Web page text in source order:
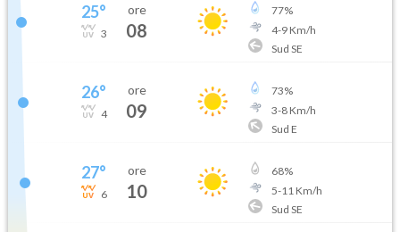
25°
3
ore
08
77%
4-9Km/h
Sud SE
26°
4
ore
09
73%
3-8Km/h
Sud E
27°
6
ore
10
68%
5-11 Km/h
Sud SE